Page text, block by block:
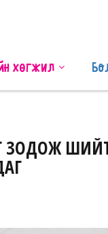
хөгжил